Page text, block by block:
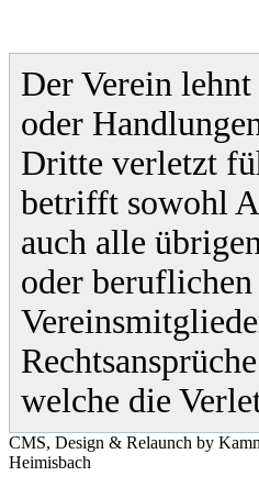
Der Verein
oder
Dritte verletzt
betrifft sowohl
auch alle
oder
welche die
CMS, Design & Relaunch by
Heimisbach